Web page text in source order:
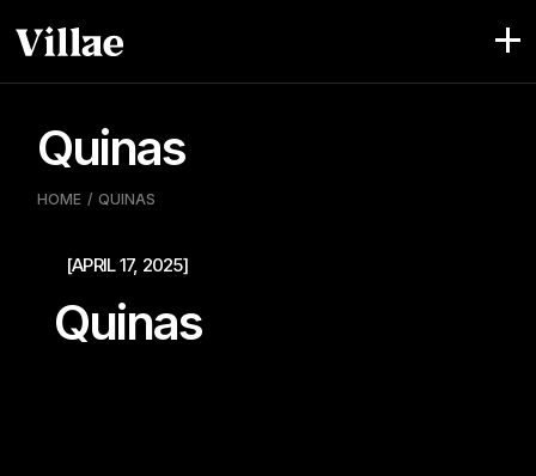
para
Quinas
HOME QUINAS
[APRIL 17, 2025]
Quinas